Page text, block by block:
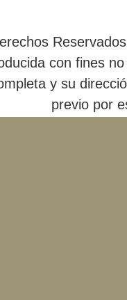
con fines
y su
previo por